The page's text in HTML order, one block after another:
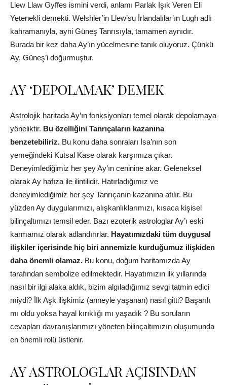
Llew Llaw Gyffes ismini verdi, anlamı Parlak Işık Veren Eli
Yetenekli demekti. Welshler’in Llew’su İrlandalılar’ın Lugh adlı
kahramanıyla, ayni Güneş Tanrısıyla, tamamen aynıdır.
Burada bir kez daha Ay’ın yücelmesine tanık oluyoruz. Çünkü
Ay, Güneş’i doğurmuştur.
AY ‘DEPOLAMAK’ DEMEK
Astrolojik haritada Ay’ın fonksiyonları temel olarak depolamaya
yöneliktir. Bu özelliğini Tanrıçaların kazanına
benzetebiliriz. Bu konu daha sonraları İsa’nın son
yemeğindeki Kutsal Kase olarak karşımıza çıkar.
Deneyimlediğimiz her şey Ay’ın ceninine akar. Geleneksel
olarak Ay hafıza ile ilintilidir. Hatırladığımız ve
deneyimlediğimiz her şey Tanrıçanın kazanına atılır. Bu
yüzden Ay duygularımızı, alışkanlıklarımızı, kısaca kişisel
bilinçaltımızı temsil eder. Bazı ezoterik astrologlar Ay’ı eski
karmamız olarak adlandırırlar. Hayatımızdaki tüm duygusal
ilişkiler içerisinde hiç biri annemizle kurduğumuz ilişkiden
daha önemli olamaz. Bu konu, doğum haritamızda Ay
tarafından sembolize edilmektedir. Hayatımızın ilk yıllarında
nasıl bir ilgi alaka aldık, bizim algıladığımız sevgi tatmin edici
miydi? İlk Aşk ilişkimiz (anneyle yaşanan) nasıl gitti? Başarılı
mı oldu yoksa hayal kırıklığı mı yaşadık ? Bu soruların
cevapları davranışlarımızı yöneten bilinçaltımızın oluşumunda
en önemli rolü üstlenir.
AY ASTROLOGLAR AÇISINDAN